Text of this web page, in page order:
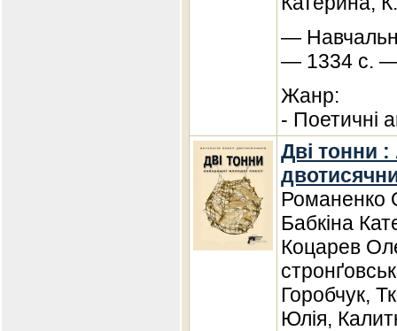
—
— 1334 с. —
Жанр:
- Поетичні
Дві тонни :
Романенко
Бабкіна
Коцарев
Горобчук,
Юлія,